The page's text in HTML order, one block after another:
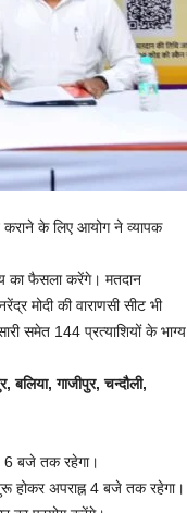
के लिए आयोग ने व्यापक
का फैसला करेंगे। मतदान
मोदी की वाराणसी सीट भी
समेत 144 प्रत्याशियों के भाग्य
गाजीपुर, चन्दौली,
6 बजे तक रहेगा।
होकर अपराह्न 4 बजे तक रहेगा।